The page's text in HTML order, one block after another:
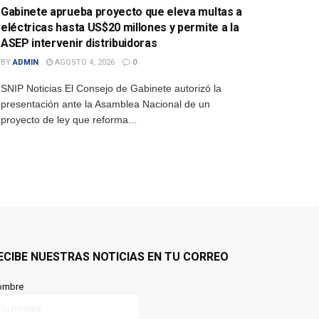
Gabinete aprueba proyecto que eleva multas a
eléctricas hasta US$20 millones y permite a la
ASEP intervenir distribuidoras
BY ADMIN AGOSTO 4, 2026 0
SNIP Noticias El Consejo de Gabinete autorizó la
presentación ante la Asamblea Nacional de un
proyecto de ley que reforma...
NUESTRAS NOTICIAS EN TU CORREO